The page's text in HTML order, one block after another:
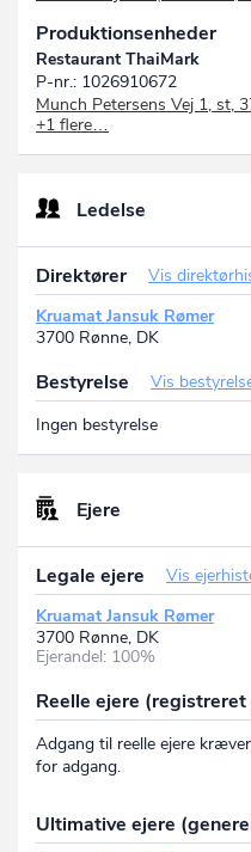
Produktionsenheder
Restaurant ThaiMark
P-nr.: 1026910672
Munch Petersens Vej 1, st,
30301180 ApS
P-nr.: 1026741773
+1 flere…
Ledelse
Direktører
Vis
Kruamat Jansuk Rømer
3700 Rønne, DK
Bestyrelse
Vis
Ingen bestyrelse
Ejere
Legale ejere
Vis
Kruamat Jansuk Rømer
3700 Rønne, DK
Ejerandel: 100%
Reelle ejere (registreret
Adgang til reelle ejere
for adgang.
Ultimative ejere